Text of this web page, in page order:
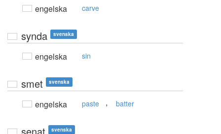
engelska carve
synda svenska
engelska sin
smet svenska
engelska paste , batter
svenska